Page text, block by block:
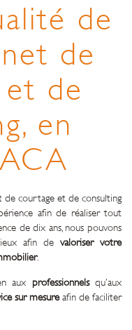
de
de
de
en
de courtage et de consulting
afin de réaliser tout
de dix ans, nous pouvons
afin de valoriser votre
.
aux professionnelsqu’aux
sur mesureafin de faciliter